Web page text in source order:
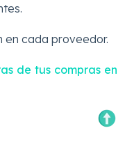
en cada proveedor.
de tus compras en